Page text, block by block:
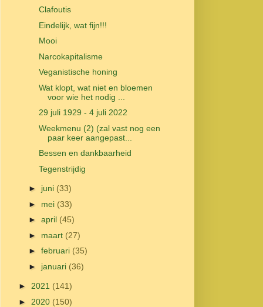
Clafoutis
Eindelijk, wat fijn!!!
Mooi
Narcokapitalisme
Veganistische honing
Wat klopt, wat niet en bloemen
voor wie het nodig ...
29 juli 1929 - 4 juli 2022
Weekmenu (2) (zal vast nog een
paar keer aangepast...
Bessen en dankbaarheid
Tegenstrijdig
► juni (33)
► mei (33)
► april (45)
► maart (27)
► februari (35)
► januari (36)
► 2021 (141)
► 2020 (150)